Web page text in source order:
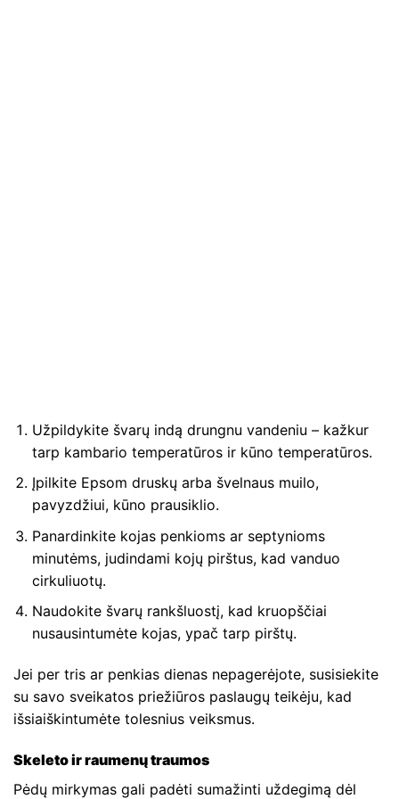
Užpildykite švarų indą drungnu vandeniu – kažkur
tarp kambario temperatūros ir kūno temperatūros.
Įpilkite Epsom druskų arba švelnaus muilo,
pavyzdžiui, kūno prausiklio.
Panardinkite kojas penkioms ar septynioms
minutėms, judindami kojų pirštus, kad vanduo
cirkuliuotų.
Naudokite švarų rankšluostį, kad kruopščiai
nusausintumėte kojas, ypač tarp pirštų.
Jei per tris ar penkias dienas nepagerėjote, susisiekite
su savo sveikatos priežiūros paslaugų teikėju, kad
išsiaiškintumėte tolesnius veiksmus.
Skeleto ir raumenų traumos
Pėdų mirkymas gali padėti sumažinti uždegimą dėl